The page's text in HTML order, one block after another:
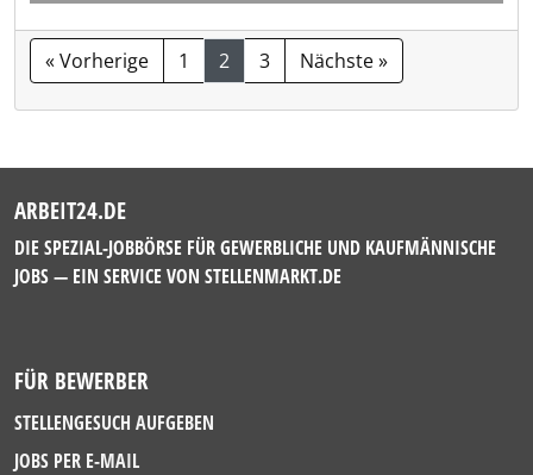
« Vorherige 1 2 3 Nächste »
ARBEIT24.DE
DIE SPEZIAL-JOBBÖRSE FÜR GEWERBLICHE UND KAUFMÄNNISCHE
JOBS — EIN SERVICE VON STELLENMARKT.DE
FÜR BEWERBER
STELLENGESUCH AUFGEBEN
JOBS PER E-MAIL